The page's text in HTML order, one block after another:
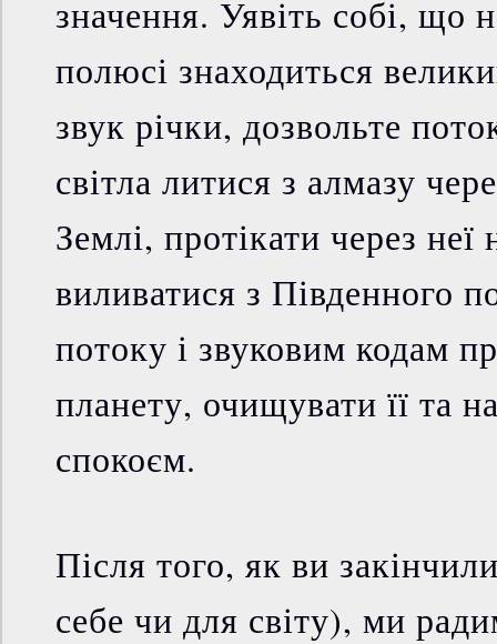
значення. Уявіть собі, що
полюсі знаходиться
звук річки, дозвольте
світла литися з алмазу
Землі, протікати через неї
виливатися з Південного
потоку і звуковим кодам
планету, очищувати її та
спокоєм.
Після того, як ви
себе чи для світу), ми